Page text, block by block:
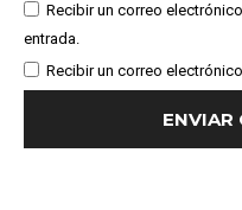
Recibir un correo
entrada.
Recibir un correo